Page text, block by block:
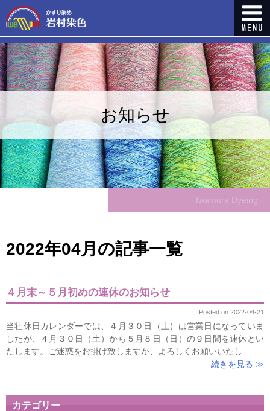
お知らせ
Iwamura Dyeing
2022年04月の記事一覧
４月末～５月初めの連休のお知らせ
Posted on 2022-04-21
当社休日カレンダーでは、４月３０日（土）は営業日になっていま
したが、４月３０日（土）から５月８日（日）の９日間を連休とい
たします。ご迷惑をお掛け致しますが、よろしくお願いいたし...
続きを見る ≫
カテゴリー